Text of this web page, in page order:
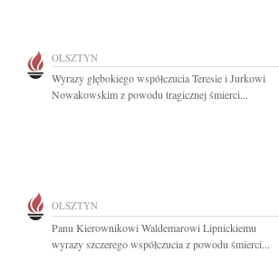
OLSZTYN
Wyrazy głębokiego współczucia Teresie i Jurkowi
Nowakowskim z powodu tragicznej śmierci...
OLSZTYN
Panu Kierownikowi Waldemarowi Lipnickiemu
wyrazy szczerego współczucia z powodu śmierci...